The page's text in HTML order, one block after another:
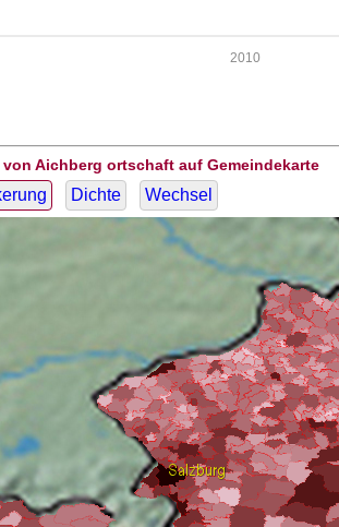
2010
Aichberg ortschaft auf Gemeindekarte
Dichte Wechsel